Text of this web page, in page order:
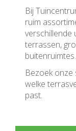
Bij
ruim
verschillende
terrassen,
buitenruimtes.
Bezoek onze
welke
past.